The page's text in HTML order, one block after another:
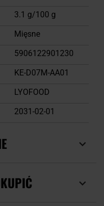
3.1 g/100 g
Mięsne
5906122901230
KE-D07M-AA01
LYOFOOD
2031-02-01